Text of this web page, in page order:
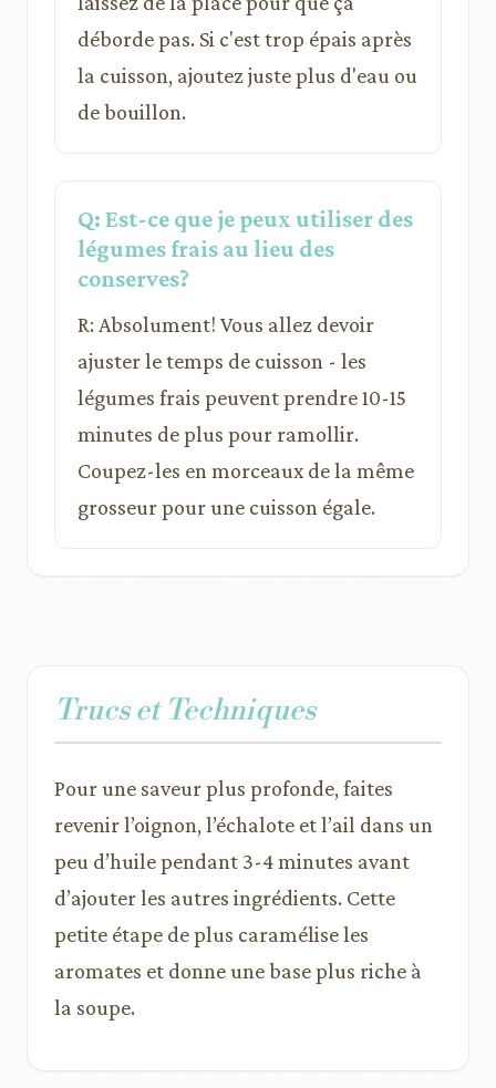
déborde pas. Si c'est trop épais après
la cuisson, ajoutez juste plus d'eau ou
de bouillon.
Q: Est-ce que je peux utiliser des
légumes frais au lieu des
conserves?
R: Absolument! Vous allez devoir
ajuster le temps de cuisson - les
légumes frais peuvent prendre 10-15
minutes de plus pour ramollir.
Coupez-les en morceaux de la même
grosseur pour une cuisson égale.
Trucs et Techniques
Pour une saveur plus profonde, faites
revenir l’oignon, l’échalote et l’ail dans un
peu d’huile pendant 3-4 minutes avant
d’ajouter les autres ingrédients. Cette
petite étape de plus caramélise les
aromates et donne une base plus riche à
la soupe.